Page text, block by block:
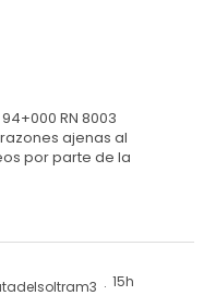
RN 8003
ajenas al
por parte de la
· 15h